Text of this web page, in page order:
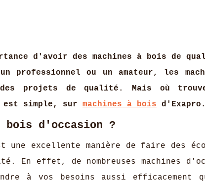
d'avoir des machines à bois de
professionnel ou un amateur, les
projets de qualité. Mais où
est simple, sur machines à bois
bois d'occasion ?
une excellente manière de faire des
En effet, de nombreuses machines
à vos besoins aussi efficacement